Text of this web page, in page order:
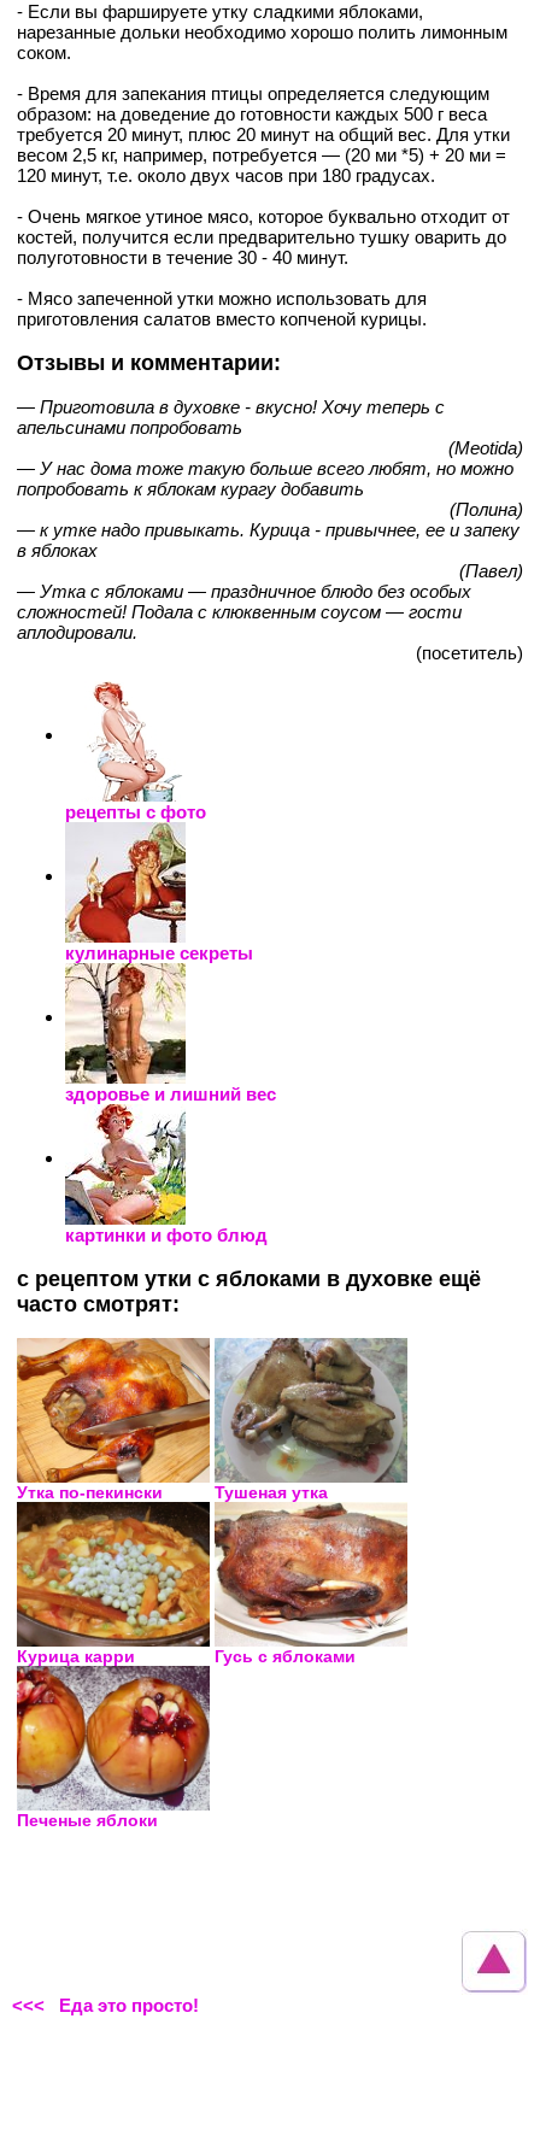
- Если вы фаршируете утку сладкими яблоками,
нарезанные дольки необходимо хорошо полить лимонным
соком.
- Время для запекания птицы определяется следующим
образом: на доведение до готовности каждых 500 г веса
требуется 20 минут, плюс 20 минут на общий вес. Для утки
весом 2,5 кг, например, потребуется — (20 ми *5) + 20 ми =
120 минут, т.е. около двух часов при 180 градусах.
- Очень мягкое утиное мясо, которое буквально отходит от
костей, получится если предварительно тушку оварить до
полуготовности в течение 30 - 40 минут.
- Мясо запеченной утки можно использовать для
приготовления салатов вместо копченой курицы.
Отзывы и комментарии:
— Приготовила в духовке - вкусно! Хочу теперь с
апельсинами попробовать
(Meotida)
— У нас дома тоже такую больше всего любят, но можно
попробовать к яблокам курагу добавить
(Полина)
— к утке надо привыкать. Курица - привычнее, ее и запеку
в яблоках
(Павел)
— Утка с яблоками — праздничное блюдо без особых
сложностей! Подала с клюквенным соусом — гости
аплодировали.
(посетитель)
рецепты с фото
кулинарные секреты
здоровье и лишний вес
картинки и фото блюд
с рецептом утки с яблоками в духовке ещё
часто смотрят:
Утка по-пекински Тушеная утка
Курица карри Гусь с яблоками
Печеные яблоки
<<< Еда это просто!